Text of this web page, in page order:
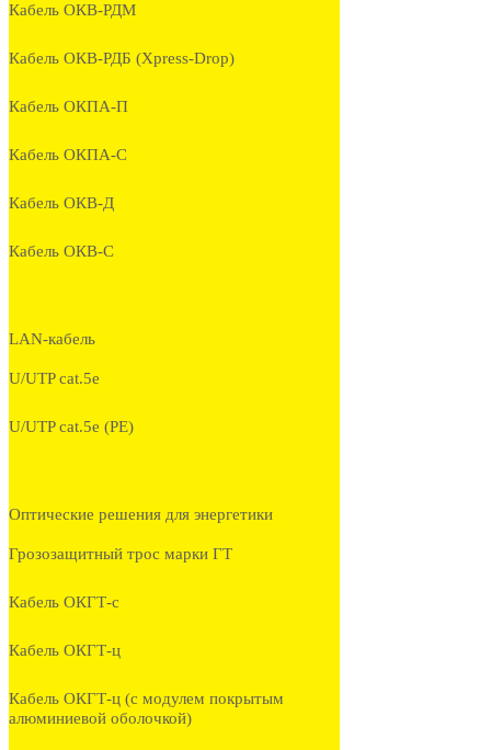
Кабель ОКВ-РДМ
Кабель ОКВ-РДБ (Xpress-Drop)
Кабель ОКПА-П
Кабель ОКПА-С
Кабель ОКВ-Д
Кабель ОКВ-С
LAN-кабель
U/UTP cat.5e
U/UTP cat.5e (PE)
Оптические решения для энергетики
Грозозащитный трос марки ГТ
Кабель ОКГТ-с
Кабель ОКГТ-ц
Кабель ОКГТ-ц (с модулем покрытым
алюминиевой оболочкой)